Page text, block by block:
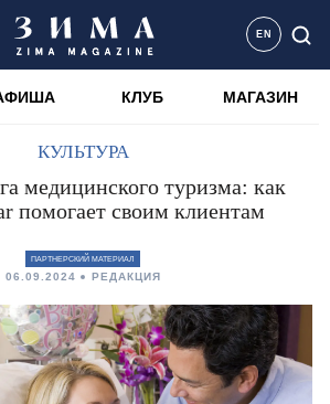
EN
КЛУБ МАГАЗИН
КУЛЬТУРА
медицинского туризма: как
помогает своим клиентам
ПАРТНЕРСКИЙ МАТЕРИАЛ
06.09.2024 РЕДАКЦИЯ